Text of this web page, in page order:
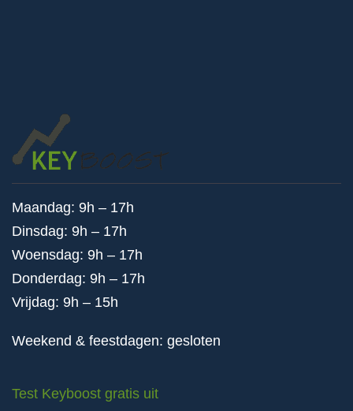
Maandag: 9h – 17h
Dinsdag: 9h – 17h
Woensdag: 9h – 17h
Donderdag: 9h – 17h
Vrijdag: 9h – 15h
Weekend & feestdagen: gesloten
Test Keyboost gratis uit